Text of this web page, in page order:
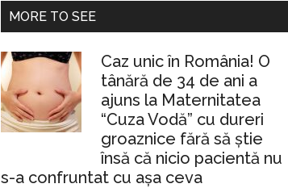
MORE TO SEE
Caz unic în România! O
tânără de 34 de ani a
ajuns la Maternitatea
“Cuza Vodă” cu dureri
groaznice fără să ştie
însă că nicio pacientă nu
s-a confruntat cu așa ceva